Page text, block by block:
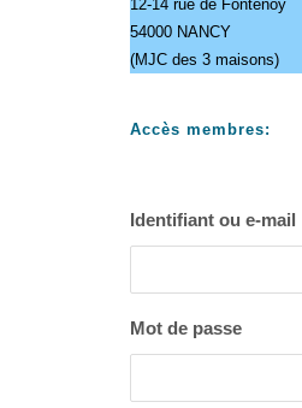
12-14 rue de Fontenoy
54000 NANCY
(MJC des 3 maisons)
Accès membres:
Identifiant ou e-mail
Mot de passe